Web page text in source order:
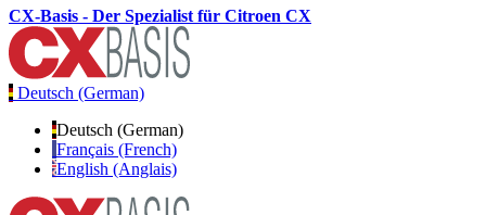
CX-Basis - Der Spezialist für Citroen CX
Deutsch (German)
Deutsch (German)
Français (French)
English (Anglais)